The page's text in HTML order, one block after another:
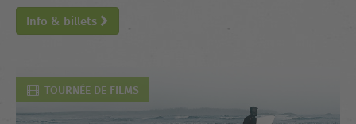
Info & billets
TOURNÉE DE FILMS